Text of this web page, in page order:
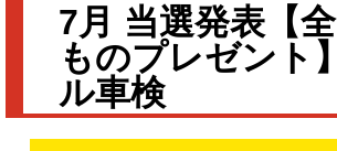
7月 当選発表【
ものプレゼント
ル車検